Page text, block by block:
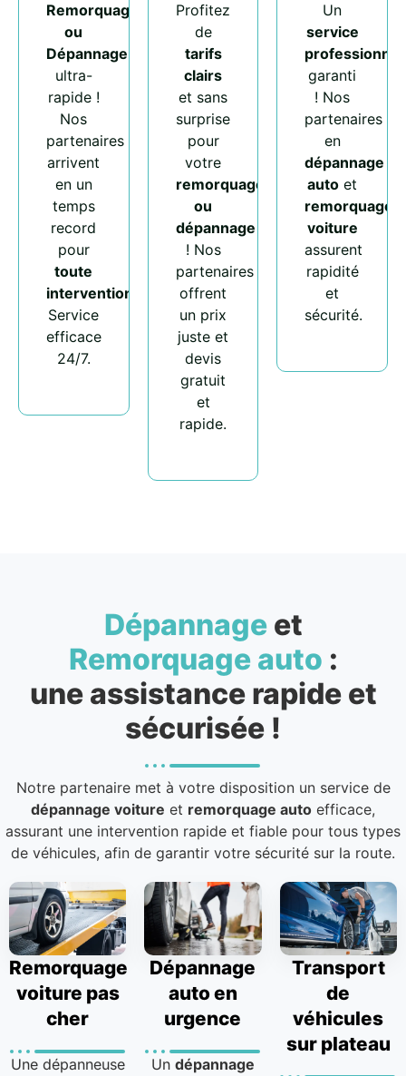
Remorquage
ou
Dépannage
ultra-
rapide !
Nos
partenaires
arrivent
en un
temps
record
pour
toute
intervention
Service
efficace
24/7.
Profitez
de
tarifs
clairs
et sans
surprise
pour
votre
remorquage
ou
dépannage
! Nos
partenaires
offrent
un prix
juste et
devis
gratuit
et
rapide.
Un
service
professionnel
garanti
! Nos
partenaires
en
dépannage
auto et
remorquage
voiture
assurent
rapidité
et
sécurité.
Dépannageet
Remorquage auto :
une assistance rapide et
sécurisée !
Notre partenaire met à votre disposition un service de
dépannage voiture et remorquage auto efficace,
assurant une intervention rapide et fiable pour tous types
de véhicules, afin de garantir votre sécurité sur la route.
Remorquage
voiture pas
cher
Une dépanneuse
Dépannage
auto en
urgence
Un dépannage
Transport
de
véhicules
sur plateau